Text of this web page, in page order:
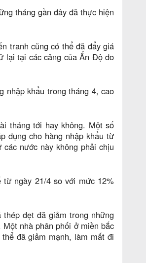
tháng gần đây đã thực hiện
tranh cũng có thể đã đẩy giá
lại tại các cảng của Ấn Độ do
nhập khẩu trong tháng 4, cao
tháng tới hay không. Một số
dụng cho hàng nhập khẩu từ
nước này không phải chịu
ngày 21/4 so với mức 12%
dẹt đã giảm trong những
nhà phân phối ở miền bắc
đã giảm mạnh, làm mất đi